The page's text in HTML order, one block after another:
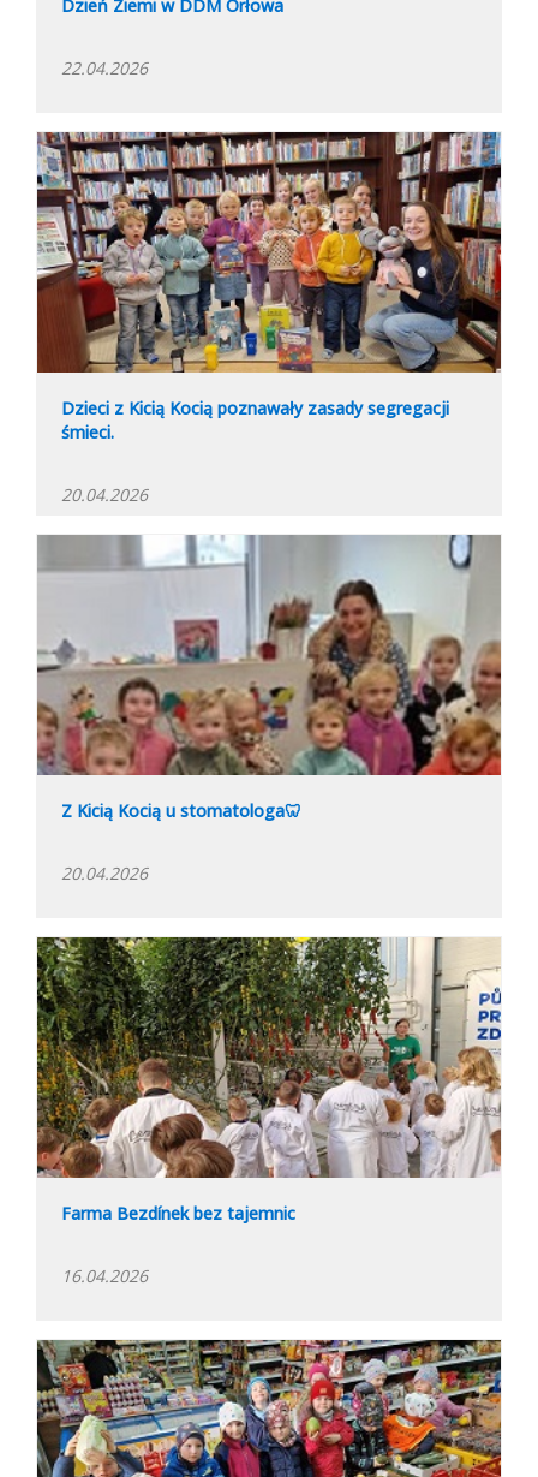
Dzień Ziemi w DDM Orłowa
22.04.2026
Dzieci z Kicią Kocią poznawały zasady segregacji
śmieci.
20.04.2026
Z Kicią Kocią u stomatologa🦷
20.04.2026
Farma Bezdínek bez tajemnic
16.04.2026